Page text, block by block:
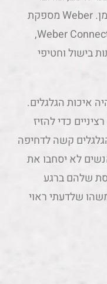
בגריל שיחזיק מעמד הרבה מאוד זמן. Weber מספקת
אחריות שנעה בין 3 שנים לרכיבי Weber Connect,
בישול וחטיפי
איכות הגלגלים.
כדי להזיז
קשה לדחיפה
לא יסחבו את
שלהם ברגע
שלדעתי ראוי